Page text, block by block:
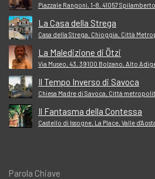
Piazzale Rangoni, 1-8, 41057
La Casa della Strega
Casa della Strega, Chioggia, Città
La Maledizione di Ötzi
Via Museo, 43, 39100 Bolzano, Alto
Il Tempo Inverso di Savoca
Chiesa Madre di Savoca, Città
Il Fantasma della Contessa
Castello di Issogne, La Place, Valle
Parola Chiave